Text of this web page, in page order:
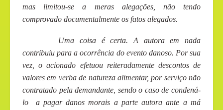
mas limitou-se a meras alegações, não tendo
comprovado documentalmente os fatos alegados.
Uma coisa é certa. A autora em nada
contribuiu para a ocorrência do evento danoso. Por sua
vez, o acionado efetuou reiteradamente descontos de
valores em verba de natureza alimentar, por serviço não
contratado pela demandante, sendo o caso de condená-
lo a pagar danos morais a parte autora ante a má